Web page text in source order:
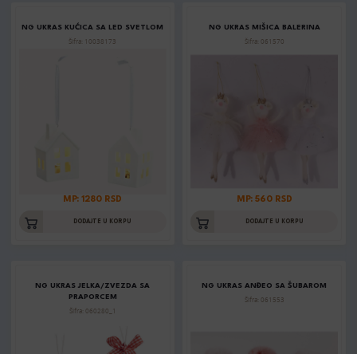
NG UKRAS KUĆICA SA LED SVETLOM
Šifra: 10038173
MP: 1280 RSD
DODAJTE U KORPU
NG UKRAS MIŠICA BALERINA
Šifra: 061570
MP: 560 RSD
DODAJTE U KORPU
NG UKRAS JELKA/ZVEZDA SA
PRAPORCEM
Šifra: 060280_1
NG UKRAS ANĐEO SA ŠUBAROM
Šifra: 061553